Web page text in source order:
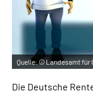
Quelle:© Landesamt für
Die Deutsche